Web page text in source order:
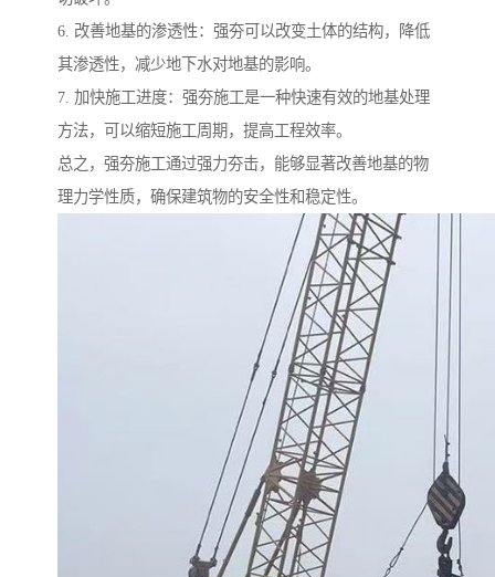
6. 改善地基的渗透性：强夯可以改变土体的结构，降低
其渗透性，减少地下水对地基的影响。
7. 加快施工进度：强夯施工是一种快速有效的地基处理
方法，可以缩短施工周期，提高工程效率。
总之，强夯施工通过强力夯击，能够显著改善地基的物
理力学性质，确保建筑物的安全性和稳定性。